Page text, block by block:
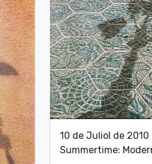
10 de Juliol de 2010
Summertime: